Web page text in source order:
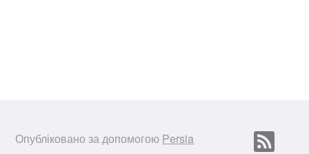
Опубліковано за допомогою Persia